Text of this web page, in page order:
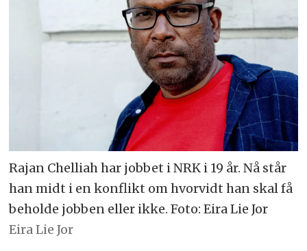
Rajan Chelliah har jobbet i NRK i 19 år. Nå står
han midt i en konflikt om hvorvidt han skal få
beholde jobben eller ikke. Foto: Eira Lie Jor
Eira Lie Jor